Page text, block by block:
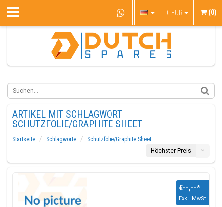
€ EUR (0)
ARTIKEL MIT SCHLAGWORT
SCHUTZFOLIE/GRAPHITE SHEET
Startseite Schlagworte
Schutzfolie/Graphite Sheet
Höchster Preis
€--,--*
Exkl. MwSt.